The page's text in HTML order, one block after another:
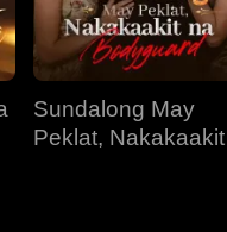
Sundalong May
Peklat, Nakakaakit